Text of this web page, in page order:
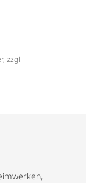
zzgl.